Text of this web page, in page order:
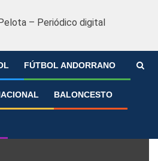
FÚTBOL ANDORRANO
BALONCESTO